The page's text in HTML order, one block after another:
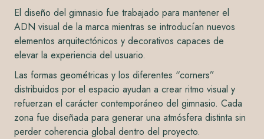
El diseño del gimnasio fue trabajado para mantener el
ADN visual de la marca mientras se introducían nuevos
elementos arquitectónicos y decorativos capaces de
elevar la experiencia del usuario.
Las formas geométricas y los diferentes “corners”
distribuidos por el espacio ayudan a crear ritmo visual y
refuerzan el carácter contemporáneo del gimnasio. Cada
zona fue diseñada para generar una atmósfera distinta sin
perder coherencia global dentro del proyecto.